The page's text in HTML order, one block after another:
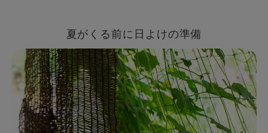
夏がくる前に日よけの準備